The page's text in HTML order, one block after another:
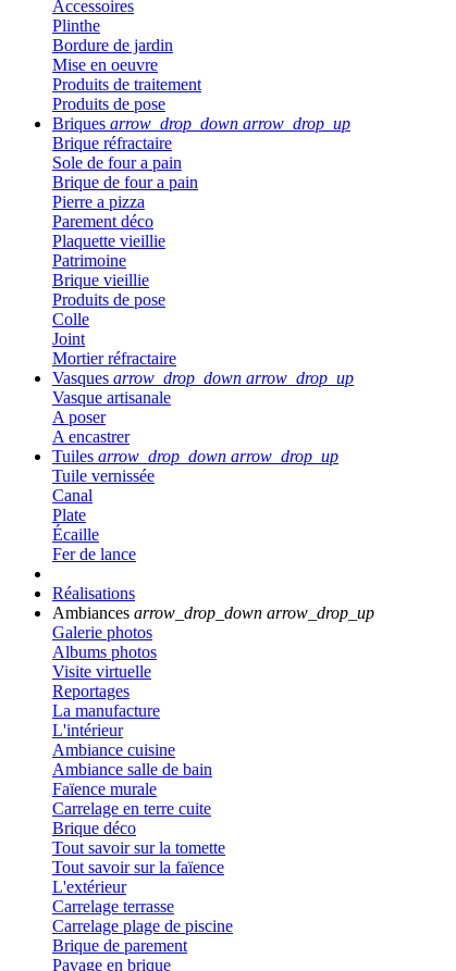
Accessoires
Plinthe
Bordure de jardin
Mise en oeuvre
Produits de traitement
Produits de pose
Briques arrow_drop_down arrow_drop_up
Brique réfractaire
Sole de four a pain
Brique de four a pain
Pierre a pizza
Parement déco
Plaquette vieillie
Patrimoine
Brique vieillie
Produits de pose
Colle
Joint
Mortier réfractaire
Vasques arrow_drop_down arrow_drop_up
Vasque artisanale
A poser
A encastrer
Tuiles arrow_drop_down arrow_drop_up
Tuile vernissée
Canal
Plate
Écaille
Fer de lance
Réalisations
Ambiances arrow_drop_down arrow_drop_up
Galerie photos
Albums photos
Visite virtuelle
Reportages
La manufacture
L'intérieur
Ambiance cuisine
Ambiance salle de bain
Faïence murale
Carrelage en terre cuite
Brique déco
Tout savoir sur la tomette
Tout savoir sur la faïence
L'extérieur
Carrelage terrasse
Carrelage plage de piscine
Brique de parement
Pavage en brique